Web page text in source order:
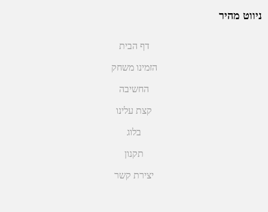
ניווט מהיר
דף הבית
הזמינו משחק
החשיבה
קצת עלינו
בלוג
תקנון
יצירת קשר